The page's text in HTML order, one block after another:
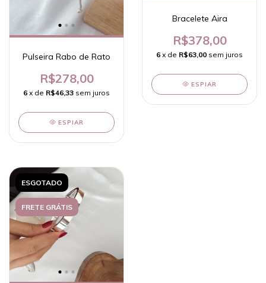
Pulseira Rabo de Rato
R$278,00
6 x de R$46,33 sem juros
ESPIAR
Bracelete Aira
R$378,00
6 x de R$63,00 sem juros
ESPIAR
ESGOTADO
FRETE GRÁTIS